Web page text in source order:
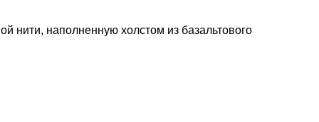
нити, наполненную холстом из базальтового